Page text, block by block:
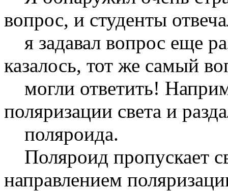
вопрос, и студенты
я задавал вопрос еще
казалось, тот же самый
могли ответить!
поляризации света и
поляроида.
Поляроид пропускает
направлением